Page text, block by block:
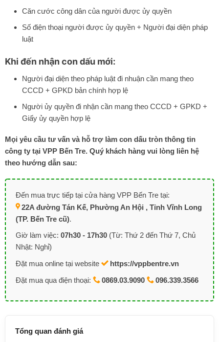
Căn cước công dân của người được ủy quyền
Số điện thoại người được ủy quyền + Người đại diện pháp
luật
Khi đến nhận con dấu mới:
Người đại diện theo pháp luật đi nhuận cần mang theo
CCCD + GPKD bản chính hợp lệ
Người ủy quyền đi nhận cần mang theo CCCD + GPKD +
Giấy ủy quyền hợp lệ
Mọi yêu cầu tư vấn và hỗ trợ làm con dấu tròn thông tin
công ty tại VPP Bến Tre. Quý khách hàng vui lòng liên hệ
theo hướng dẫn sau:
Đến mua trực tiếp tại cửa hàng VPP Bến Tre tại:
22A đường Tán Kế, Phường An Hội , Tỉnh Vĩnh Long
(TP. Bến Tre cũ).
Giờ làm việc: 07h30 - 17h30 (Từ: Thứ 2 đến Thứ 7, Chủ
Nhật: Nghỉ)
Đặt mua online tại website
https://vppbentre.vn
Đặt mua qua điện thoại:
0869.03.9090 096.339.3566
Tổng quan đánh giá